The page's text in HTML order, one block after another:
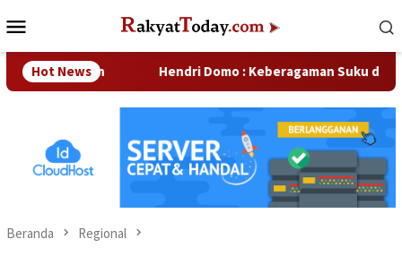
ke
Mobile
Hot News Hendri Domo : Keberagaman Suku dan Budaya
Beranda Regional